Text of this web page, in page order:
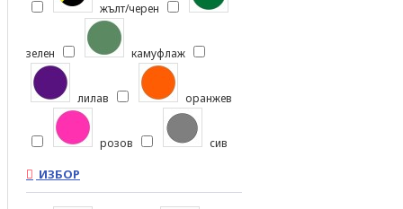
жълт/черен
зелен камуфлаж
лилав оранжев
розов сив
ИЗБОР